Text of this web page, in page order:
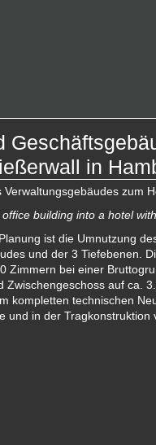
in
Verwaltungsgebäudes zum
building into a hotel
ist die Umnutzung
und der 3 Tiefebenen.
Zimmern bei einer
Zwischengeschoss auf ca.
kompletten technischen
und in der